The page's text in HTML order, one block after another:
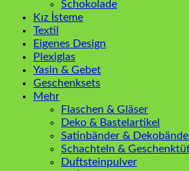
Schokolade
Kız İsteme
Textil
Eigenes Design
Plexiglas
Yasin & Gebet
Geschenksets
Mehr
Flaschen & Gläser
Deko & Bastelartikel
Satinbänder &
Schachteln &
Duftsteinpulver